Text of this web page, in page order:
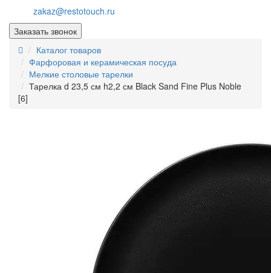
zakaz@restotouch.ru
Заказать звонок
Каталог товаров
Фарфоровая и керамическая посуда
Мелкие столовые тарелки
Тарелка d 23,5 см h2,2 см Black Sand Fine Plus Noble
[6]